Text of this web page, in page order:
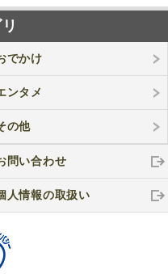
でかけ
ンタメ
の他
問い合わせ
人情報の取扱い